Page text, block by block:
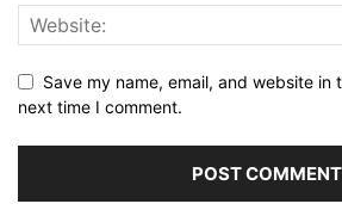
Save my name, email, and website in
next time I comment.